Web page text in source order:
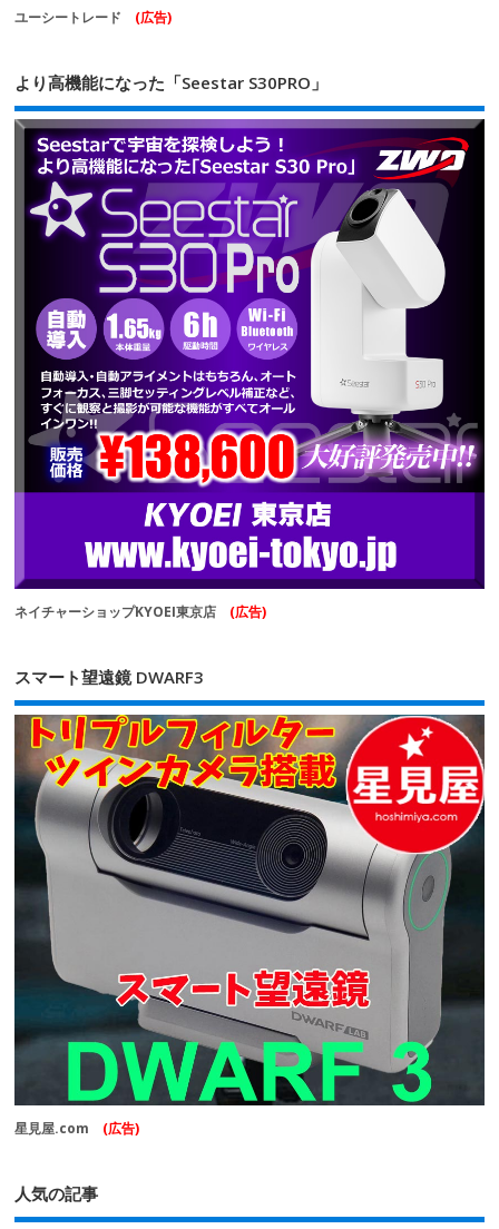
ユーシートレード (広告)
より高機能になった「Seestar S30PRO」
ネイチャーショップKYOEI東京店 (広告)
スマート望遠鏡 DWARF3
星見屋.com (広告)
人気の記事